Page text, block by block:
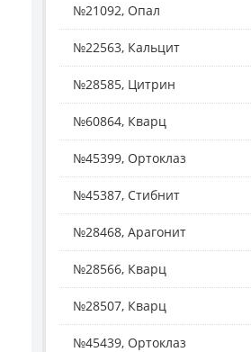
№21092, Опал
№22563, Кальцит
№28585, Цитрин
№60864, Кварц
№45399, Ортоклаз
№45387, Стибнит
№28468, Арагонит
№28566, Кварц
№28507, Кварц
№45439, Ортоклаз